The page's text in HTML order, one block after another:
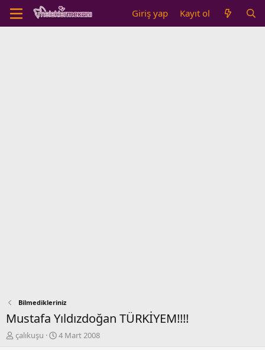
Giriş yap Kayıt ol
Bilmedikleriniz
Mustafa Yıldızdoğan TÜRKİYEM!!!!
K
çalıkuşu
B
4 Mart 2008